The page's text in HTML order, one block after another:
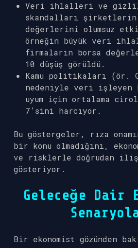
Veri ihlalleri ve
skandalları şirketlerin
değerlerini olumsuz
örneğin büyük veri
firmaların borsa
10 düşüş görüldü.
Kamu politikaları (ör.
nedeniyle veri işleyen
uyum için ortalama
7’sini harcıyor.
Bu göstergeler, rıza
bir konu olmadığını,
ve risklerle doğrudan
gösteriyor.
Geleceğe Dair
Bir ekonomist gözünden